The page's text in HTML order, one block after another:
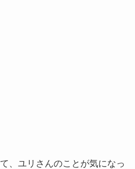
、ユリさんのことが気になっ